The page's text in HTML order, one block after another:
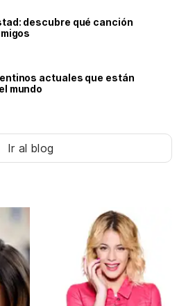
descubre qué canción
actuales que están
mundo
Ir al blog